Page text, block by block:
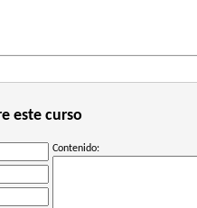
este curso
Contenido: